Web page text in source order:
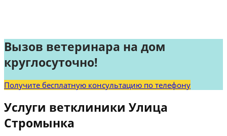
Вызов ветеринара на дом
круглосуточно!
Получите бесплатную консультацию по телефону
Услуги ветклиники Улица
Стромынка